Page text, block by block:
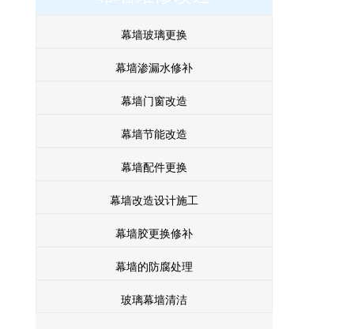
幕墙玻璃更换
幕墙渗漏水修补
幕墙门窗改造
幕墙节能改造
幕墙配件更换
幕墙改造设计施工
幕墙胶更换修补
幕墙的防腐处理
玻璃幕墙清洁